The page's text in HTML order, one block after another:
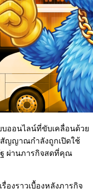
บออนไลน์ที่ขับเคลื่อนด้วย
สัญญาณกำลังถูกเปิดใช้
ฐ ผ่านภารกิจสดที่คุณ
องราวเบื้องหลังภารกิจ